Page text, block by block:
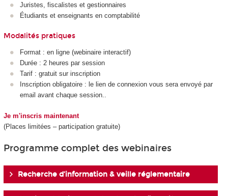
Juristes, fiscalistes et gestionnaires
Étudiants et enseignants en comptabilité
Modalités pratiques
Format : en ligne (webinaire interactif)
Durée : 2 heures par session
Tarif : gratuit sur inscription
Inscription obligatoire : le lien de connexion vous sera envoyé par
email avant chaque session..
Je m'inscris maintenant
(Places limitées – participation gratuite)
Programme complet des webinaires
Recherche d’information & veille réglementaire